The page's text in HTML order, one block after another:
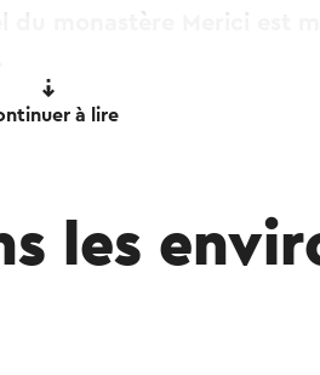
à lire
les